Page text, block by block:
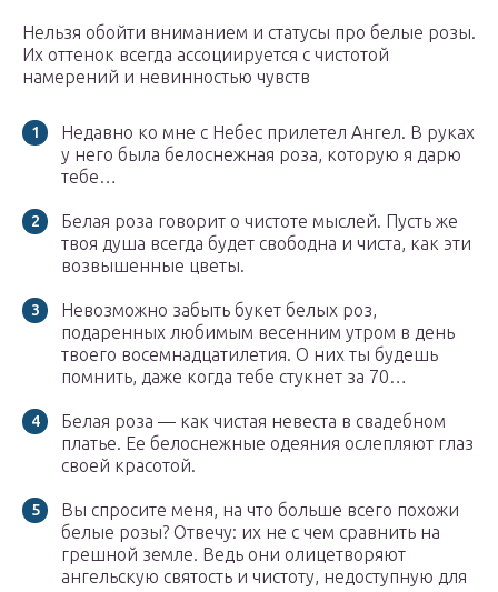
Нельзя обойти вниманием и статусы про белые розы.
Их оттенок всегда ассоциируется с чистотой
намерений и невинностью чувств
Недавно ко мне с Небес прилетел Ангел. В руках
у него была белоснежная роза, которую я дарю
тебе…
Белая роза говорит о чистоте мыслей. Пусть же
твоя душа всегда будет свободна и чиста, как эти
возвышенные цветы.
Невозможно забыть букет белых роз,
подаренных любимым весенним утром в день
твоего восемнадцатилетия. О них ты будешь
помнить, даже когда тебе стукнет за 70…
Белая роза — как чистая невеста в свадебном
платье. Ее белоснежные одеяния ослепляют глаз
своей красотой.
Вы спросите меня, на что больше всего похожи
белые розы? Отвечу: их не с чем сравнить на
грешной земле. Ведь они олицетворяют
ангельскую святость и чистоту, недоступную для